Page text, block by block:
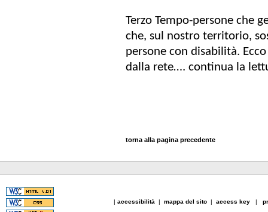
Terzo Tempo-persone che
che, sul nostro territorio,
persone con disabilità.
dalla rete…. continua la
torna alla pagina precedente
|accessibilità |mappa del sito |access key |